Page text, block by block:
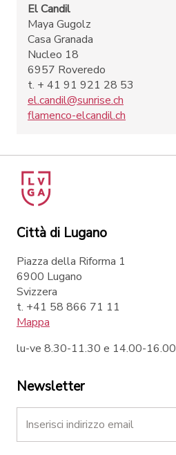
El Candil
Maya Gugolz
Casa Granada
Nucleo 18
6957 Roveredo
t. + 41 91 921 28 53
el.candil@sunrise.ch
flamenco-elcandil.ch
Città di Lugano
Piazza della Riforma 1
6900 Lugano
Svizzera
t. +41 58 866 71 11
Mappa
lu-ve 8.30-11.30 e 14.00-16.00
Newsletter